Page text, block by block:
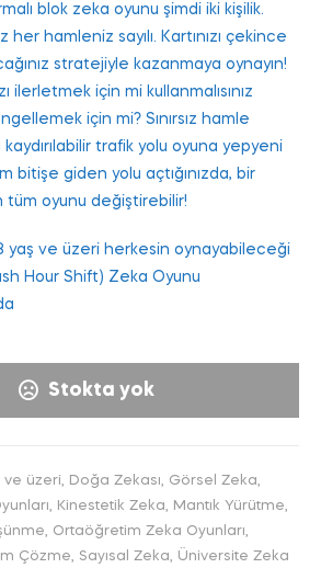
blok zeka oyunu şimdi iki kişilik.
her hamleniz sayılı. Kartınızı çekince
stratejiyle kazanmaya oynayın!
ilerletmek için mi kullanmalısınız
için mi? Sınırsız hamle
kaydırılabilir trafik yolu oyuna yepyeni
bitişe giden yolu açtığınızda, bir
tüm oyunu değiştirebilir!
8 yaş ve üzeri herkesin oynayabileceği
Hour Shift) Zeka Oyunu
Stokta yok
ve üzeri, Doğa Zekası, Görsel Zeka,
, Kinestetik Zeka, Mantık Yürütme,
, Ortaöğretim Zeka Oyunları,
Çözme, Sayısal Zeka, Üniversite Zeka